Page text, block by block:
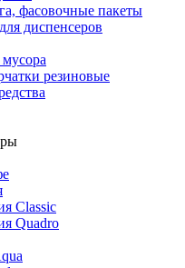
фасовочные пакеты
диспенсеров
резиновые
Classic
Quadro